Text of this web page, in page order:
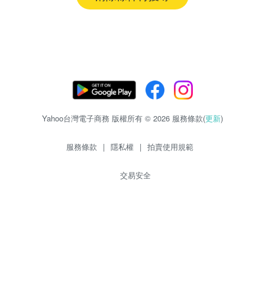
Yahoo台灣電子商務 版權所有 © 2026 服務條款(更新)
服務條款 | 隱私權 | 拍賣使用規範
交易安全